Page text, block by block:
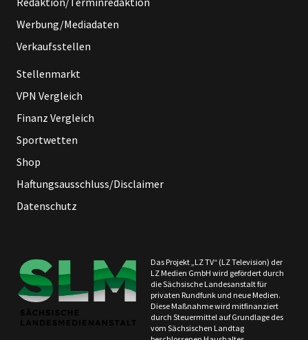
Werbung/Mediadaten
Verkaufsstellen
Stellenmarkt
VPN Vergleich
Finanz Vergleich
Sportwetten
Shop
Haftungsausschluss/Disclaimer
Datenschutz
Das Projekt „LZ TV“ (LZ Television) der
LZ Medien GmbH wird gefördert durch
die Sächsische Landesanstalt für
privaten Rundfunk und neue Medien.
Diese Maßnahme wird mitfinanziert
durch Steuermittel auf Grundlage des
vom Sächsischen Landtag